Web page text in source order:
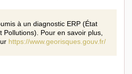
à un diagnostic ERP (État
Pollutions). Pour en savoir plus,
https://www.georisques.gouv.fr/